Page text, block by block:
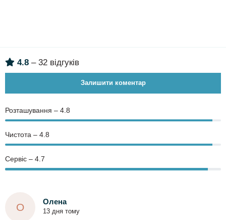
4.8 – 32 відгуків
Залишити коментар
Розташування – 4.8
Чистота – 4.8
Сервіс – 4.7
О Олена
13 дня тому